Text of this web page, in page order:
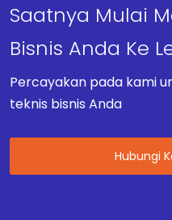
Saatnya Mulai
Bisnis Anda Ke
Percayakan pada kami
teknis bisnis Anda
Hubungi